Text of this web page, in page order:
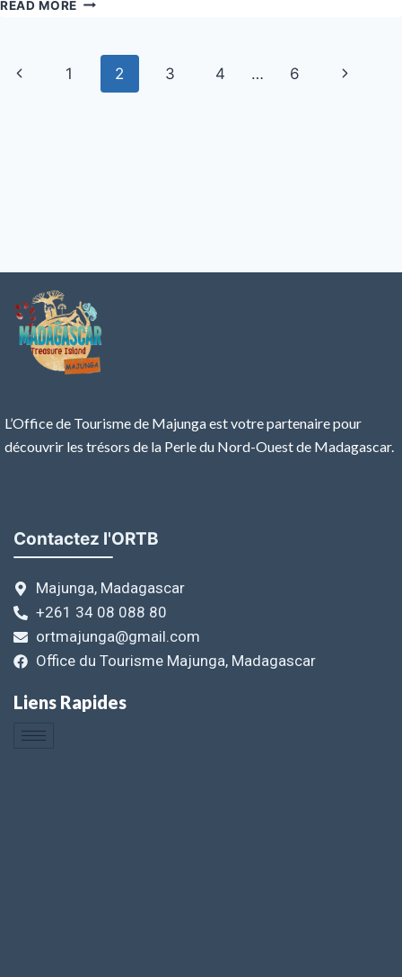
READ MORE
1 2 3 4 … 6
L’Office de Tourisme de Majunga est votre partenaire pour
découvrir les trésors de la Perle du Nord-Ouest de Madagascar.
Contactez l'ORTB
Majunga, Madagascar
+261 34 08 088 80
ortmajunga@gmail.com
Office du Tourisme Majunga, Madagascar
Liens Rapides